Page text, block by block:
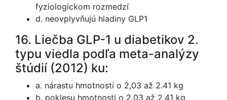
fyziologickom rozmedzí
d. neovplyvňujú hladiny GLP1
16. Liečba GLP-1 u diabetikov 2.
typu viedla podľa meta-analýzy
štúdií (2012) ku:
a. nárastu hmotnosti o 2,03 až 2.41 kg
b. poklesu hmotnosti o 2.03 až 2.41 kg